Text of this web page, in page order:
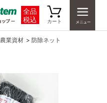
全品
税込
カート
農業資材 > 防除ネット